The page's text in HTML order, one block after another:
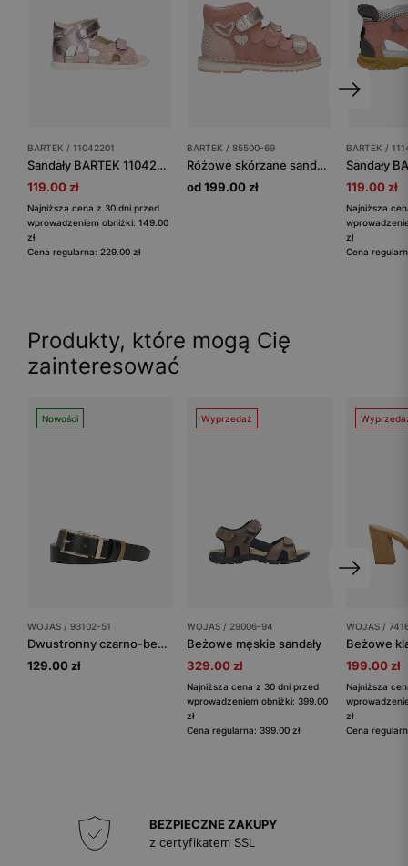
BARTEK / 11042201
Sandały BARTEK 11042201, dla dziewcząt, różowy
119.00 zł
Najniższa cena z 30 dni przed
wprowadzeniem obniżki: 149.00
zł
Cena regularna: 229.00 zł
BARTEK / 85500-69
Różowe skórzane sandały zabudowane z obcasem Thomasa BARTEK 85500-69
od 199.00 zł
BARTEK /
119.00 zł
Najniższa
zł
Cena
Produkty, które mogą Cię
zainteresować
Nowości
WOJAS / 93102-51
Dwustronny czarno-beżowy pasek ze złotą klamrą
129.00 zł
Wyprzedaż
WOJAS / 29006-94
Beżowe męskie sandały
329.00 zł
Najniższa cena z 30 dni przed
wprowadzeniem obniżki: 399.00
zł
Cena regularna: 399.00 zł
WOJAS /
199.00 zł
Najniższa
zł
Cena
BEZPIECZNE ZAKUPY
z certyfikatem SSL